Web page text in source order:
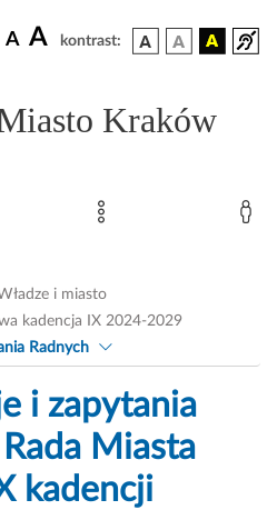
A A kontrast:
Kraków
i miasto
kadencja IX 2024-2029
Radnych
i zapytania
Miasta
kadencji